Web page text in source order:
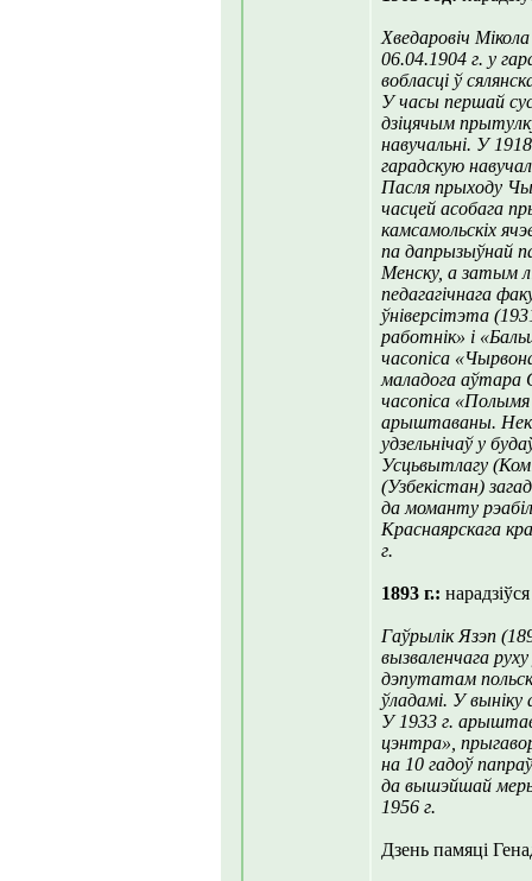
Хведаровіч
06.04.1904 г. у
вобласці ў
У часы першай
дзіцячым
навучальні. У
гарадскую
Пасля прыходу
часцей асобага
камсамольскіх
па дапрызыўнай
Менску, а затым
педагагічнага
ўніверсітэта
работнік» і
часопіса
маладога
часопіса
арыштаваны.
удзельнічаў у
Усцьвытлагу
(Узбекістан)
да моманту
Краснаярскага
г.
1893 г.:
Гаўрылік Язэп
вызваленчага
дэпутатам
ўладамі. У выніку
У 1933 г.
цэнтра»,
на 10 гадоў
да вышэйшай
1956 г.
Дзень памяці